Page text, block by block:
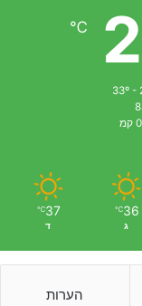
℃
36
℃
ג
37
℃
ד
הערות